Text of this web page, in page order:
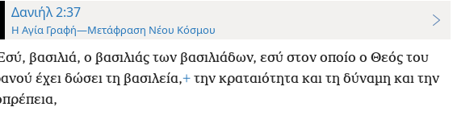
Δανιήλ 2:37
Η Αγία Γραφή—Μετάφραση Νέου Κόσμου
βασιλιά, ο βασιλιάς των βασιλιάδων, εσύ στον οποίο ο Θεός του
έχει δώσει τη βασιλεία,+την κραταιότητα και τη δύναμη και την